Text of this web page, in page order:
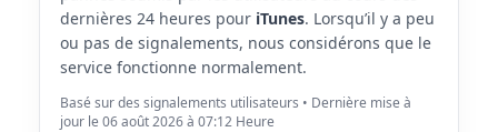
dernières 24 heures pour iTunes. Lorsqu’il y a peu
ou pas de signalements, nous considérons que le
service fonctionne normalement.
Basé sur des signalements utilisateurs • Dernière mise à
jour le 06 août 2026 à 07:12 Heure